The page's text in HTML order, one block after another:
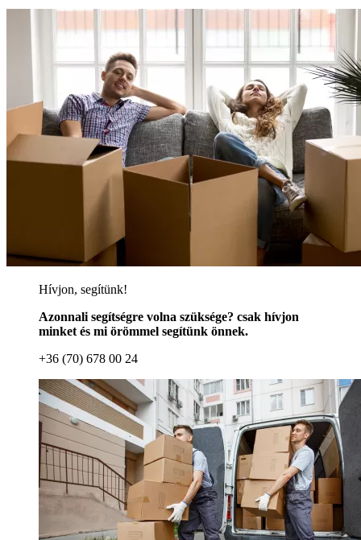
Hívjon, segítünk!
Azonnali segítségre volna szüksége? csak hívjon
minket és mi örömmel segítünk önnek.
+36 (70) 678 00 24